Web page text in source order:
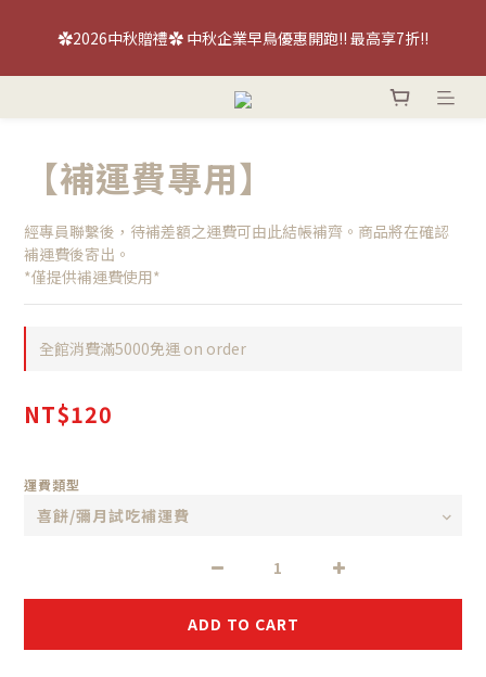
【喜餅優惠】免費『台北/台中』喜餅現場品鑑試吃～立即預約！
✿2026中秋贈禮✿ 中秋企業早鳥優惠開跑!! 最高享7折!!
【喜餅優惠】免費『台北/台中』喜餅現場品鑑試吃～立即預約！
【補運費專用】
經專員聯繫後，待補差額之運費可由此結帳補齊。商品將在確認
補運費後寄出。
*僅提供補運費使用*
全館消費滿5000免運 on order
NT$120
運費類型
ADD TO CART